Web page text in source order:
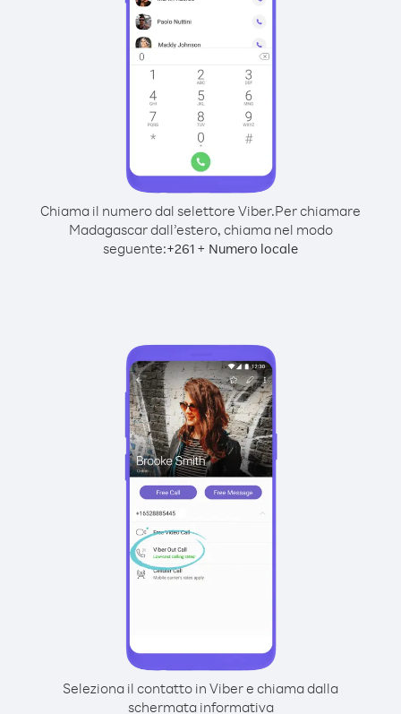
Chiama il numero dal selettore Viber.Per chiamare
Madagascar dall’estero, chiama nel modo
seguente:+261 + Numero locale
Seleziona il contatto in Viber e chiama dalla
schermata informativa